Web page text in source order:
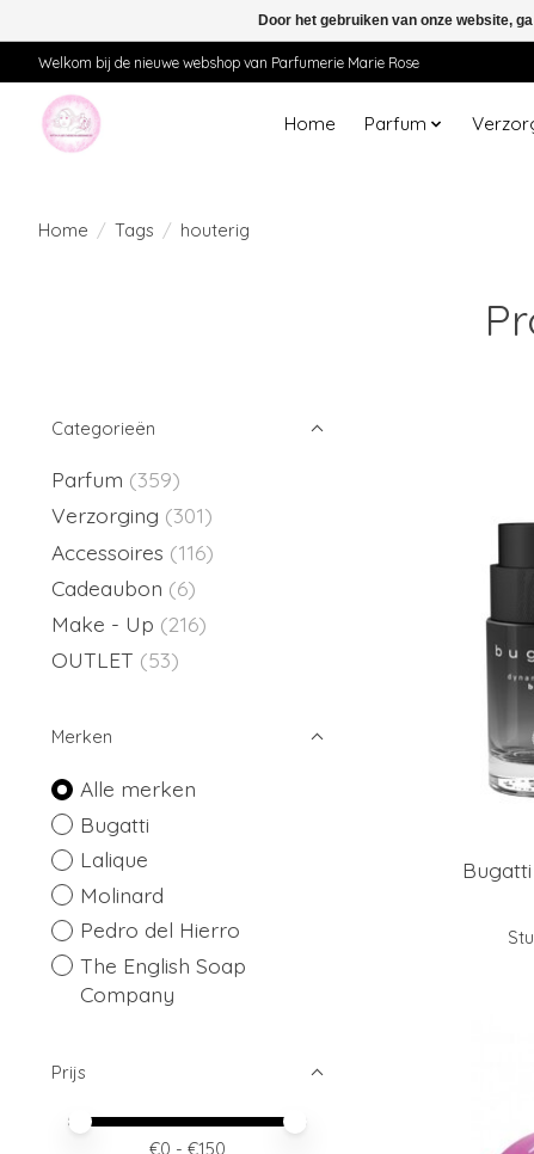
Welkom bij de nieuwe webshop van Parfumerie Marie Rose
Home Parfum
Home / Tags / houterig
Categorieën
Parfum (359)
Verzorging (301)
Accessoires (116)
Cadeaubon (6)
Make - Up (216)
OUTLET (53)
Merken
Alle merken
Bugatti
Lalique
Molinard
Pedro del Hierro
The English Soap
Company
Prijs
Minimale prijswaarde
Price maximum value
€0 - €150
Door het gebruiken van onze website,